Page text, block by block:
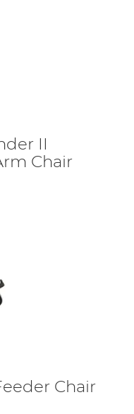
II
Chair
Chair